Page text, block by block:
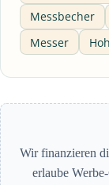
Messbecher
Messer
Wir finanzieren
erlaube